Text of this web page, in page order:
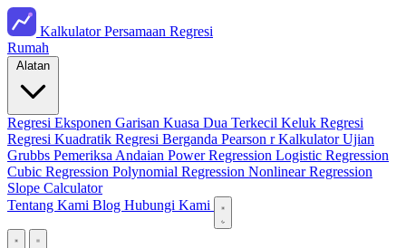
Kalkulator Persamaan Regresi
Rumah
Regresi Eksponen Garisan Kuasa Dua Terkecil Keluk Regresi
Regresi Kuadratik Regresi Berganda Pearson r KalkulatorUjian
Grubbs Pemeriksa Andaian Power Regression Logistic Regression
Cubic Regression Polynomial Regression Nonlinear Regression
Slope Calculator
Tentang Kami Blog Hubungi Kami